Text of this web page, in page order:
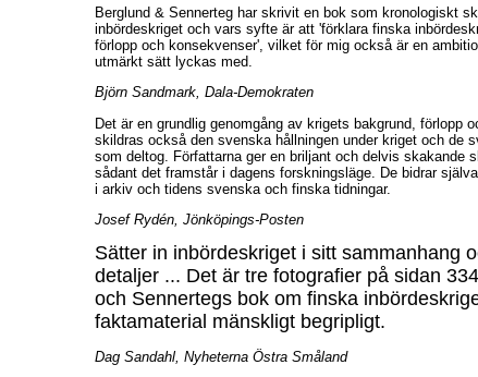
Berglund & Sennerteg har skrivit en bok som kronologiskt
inbördeskriget och vars syfte är att 'förklara finska
förlopp och konsekvenser', vilket för mig också är en
utmärkt sätt lyckas med.
Björn Sandmark, Dala-Demokraten
Det är en grundlig genomgång av krigets bakgrund, förlopp
skildras också den svenska hållningen under kriget och de
som deltog. Författarna ger en briljant och delvis skakande
sådant det framstår i dagens forskningsläge. De bidrar
i arkiv och tidens svenska och finska tidningar.
Josef Rydén, Jönköpings-Posten
Sätter in inbördeskriget i sitt sammanhang
detaljer ... Det är tre fotografier på sidan
och Sennertegs bok om finska
faktamaterial mänskligt begripligt.
Dag Sandahl, Nyheterna Östra Småland